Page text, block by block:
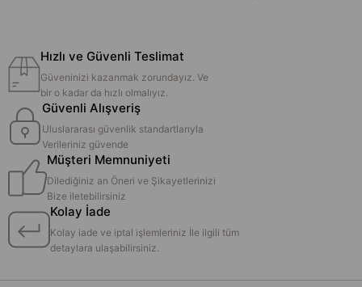
Hızlı ve Güvenli Teslimat
Güveninizi kazanmak zorundayız. Ve
bir o kadar da hızlı olmalıyız.
Güvenli Alışveriş
Uluslararası güvenlik standartlarıyla
Verileriniz güvende
Müşteri Memnuniyeti
Dilediğiniz an Öneri ve Şikayetlerinizi
Bize iletebilirsiniz
Kolay İade
Kolay iade ve iptal işlemleriniz İle ilgili tüm
detaylara ulaşabilirsiniz.